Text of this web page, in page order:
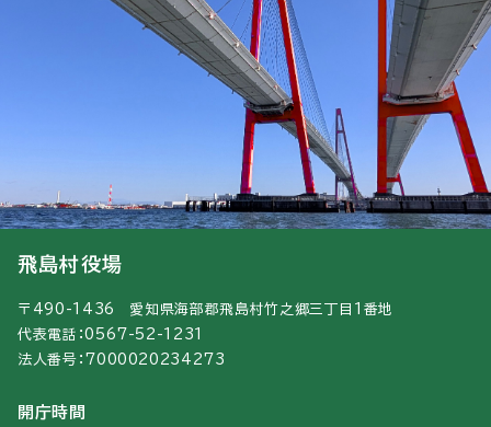
飛島村役場
〒490-1436 愛知県海部郡飛島村竹之郷三丁目1番地
代表電話：0567-52-1231
法人番号：7000020234273
開庁時間